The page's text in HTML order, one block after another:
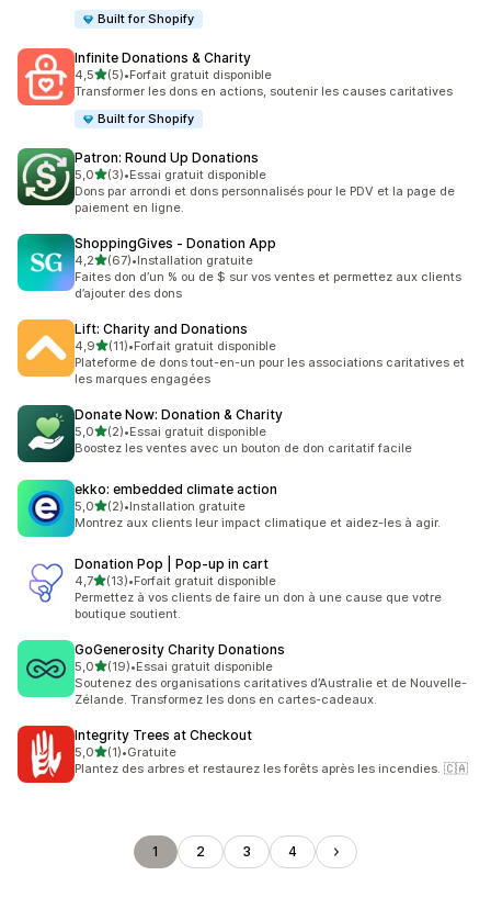
Built for Shopify
Infinite Donations & Charity
4,5étoile(s) sur 5
(5)
5 avis au total
•Forfait gratuit disponible
Transformer les dons en actions, soutenir les causes caritatives
Built for Shopify
Patron: Round Up Donations
5,0étoile(s) sur 5
(3)
3 avis au total
•Essai gratuit disponible
Dons par arrondi et dons personnalisés pour le PDV et la page de
paiement en ligne.
ShoppingGives ‑ Donation App
4,2étoile(s) sur 5
(67)
67 avis au total
•Installation gratuite
Faites don d’un % ou de $ sur vos ventes et permettez aux clients
d’ajouter des dons
Lift: Charity and Donations
4,9étoile(s) sur 5
(11)
11 avis au total
•Forfait gratuit disponible
Plateforme de dons tout-en-un pour les associations caritatives et
les marques engagées
Donate Now: Donation & Charity
5,0étoile(s) sur 5
(2)
2 avis au total
•Essai gratuit disponible
Boostez les ventes avec un bouton de don caritatif facile
ekko: embedded climate action
5,0étoile(s) sur 5
(2)
2 avis au total
•Installation gratuite
Montrez aux clients leur impact climatique et aidez-les à agir.
Donation Pop | Pop‑up in cart
4,7étoile(s) sur 5
(13)
13 avis au total
•Forfait gratuit disponible
Permettez à vos clients de faire un don à une cause que votre
boutique soutient.
GoGenerosity Charity Donations
5,0étoile(s) sur 5
(19)
19 avis au total
•Essai gratuit disponible
Soutenez des organisations caritatives d’Australie et de Nouvelle-
Zélande. Transformez les dons en cartes-cadeaux.
Integrity Trees at Checkout
5,0étoile(s) sur 5
(1)
1 avis au total
•Gratuite
Plantez des arbres et restaurez les forêts après les incendies. 🇨🇦
1 2 3 4